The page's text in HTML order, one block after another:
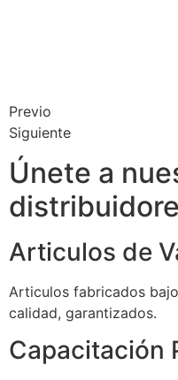
Previo
Siguiente
Únete a
Articulos de
Articulos fabricados
calidad, garantizados.
Capacitación